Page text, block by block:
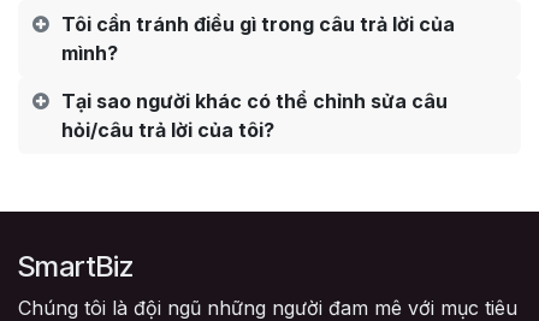
Tôi cần tránh điều gì trong câu trả lời của
mình?
Tại sao người khác có thể chỉnh sửa câu
hỏi/câu trả lời của tôi?
SmartBiz
Chúng tôi là đội ngũ những người đam mê với mục tiêu